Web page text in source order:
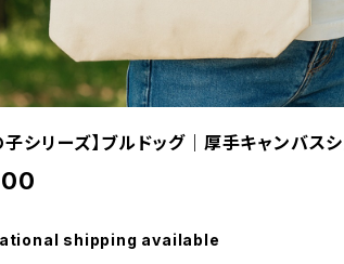
子シリーズ】ブルドッグ｜厚手キャンバスシ
shipping available